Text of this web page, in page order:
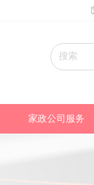
家政公司服务